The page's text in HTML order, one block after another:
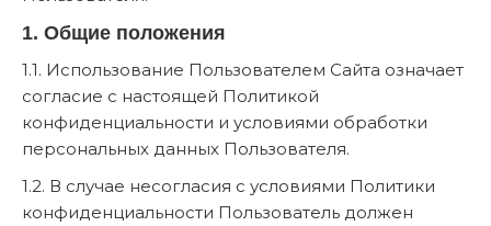
1. Общие положения
1.1. Использование Пользователем Сайта означает
согласие с настоящей Политикой
конфиденциальности и условиями обработки
персональных данных Пользователя.
1.2. В случае несогласия с условиями Политики
конфиденциальности Пользователь должен